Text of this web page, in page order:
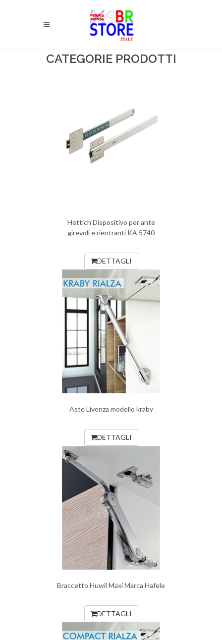
CATEGORIE PRODOTTI
Hettich Dispositivo per ante
girevoli e rientranti KA 5740
DETTAGLI
Aste Livenza modello kraby
DETTAGLI
Braccetto Huwil Maxi Marca Hafele
DETTAGLI